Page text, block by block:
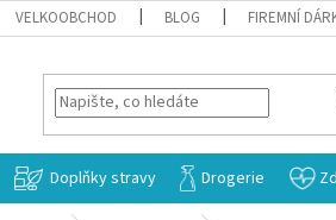
VELKOOBCHOD BLOG FIREMNÍ
Doplňky stravy Drogerie